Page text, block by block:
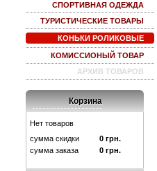
СПОРТИВНАЯ ОДЕЖДА
ТУРИСТИЧЕСКИЕ ТОВАРЫ
КОНЬКИ РОЛИКОВЫЕ
КОМИССИОНЫЙ ТОВАР
АРХИВ ТОВАРОВ
Корзина
Нет товаров
сумма скидки
0 грн.
сумма заказа
0 грн.